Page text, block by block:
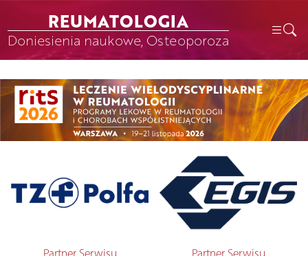
REUMATOLOGIA
Doniesienia naukowe, Osteoporoza
Partner Serwisu Partner Serwisu